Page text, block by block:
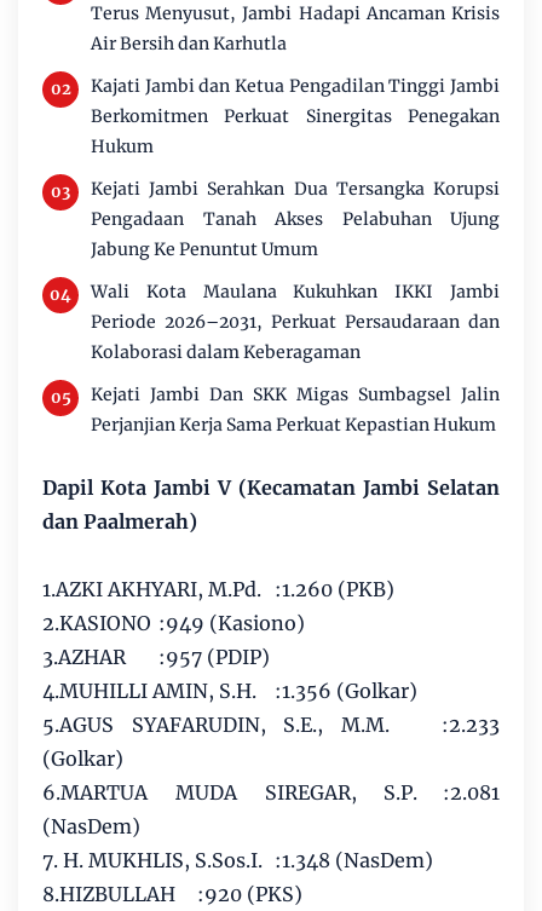
Terus Menyusut, Jambi Hadapi Ancaman Krisis
Air Bersih dan Karhutla
Kajati Jambi dan Ketua Pengadilan Tinggi Jambi
Berkomitmen Perkuat Sinergitas Penegakan
Hukum
Kejati Jambi Serahkan Dua Tersangka Korupsi
Pengadaan Tanah Akses Pelabuhan Ujung
Jabung Ke Penuntut Umum
Wali Kota Maulana Kukuhkan IKKI Jambi
Periode 2026–2031, Perkuat Persaudaraan dan
Kolaborasi dalam Keberagaman
Kejati Jambi Dan SKK Migas Sumbagsel Jalin
Perjanjian Kerja Sama Perkuat Kepastian Hukum
Dapil Kota Jambi V (Kecamatan Jambi Selatan
dan Paalmerah)
1.AZKI AKHYARI, M.Pd. :1.260 (PKB)
2.KASIONO :949 (Kasiono)
3.AZHAR
:957 (PDIP)
4.MUHILLI AMIN, S.H.
:1.356 (Golkar)
5.AGUS SYAFARUDIN, S.E., M.M.
:2.233
(Golkar)
6.MARTUA MUDA SIREGAR, S.P.
:2.081
(NasDem)
7. H. MUKHLIS, S.Sos.I. :1.348 (NasDem)
8.HIZBULLAH
:920 (PKS)